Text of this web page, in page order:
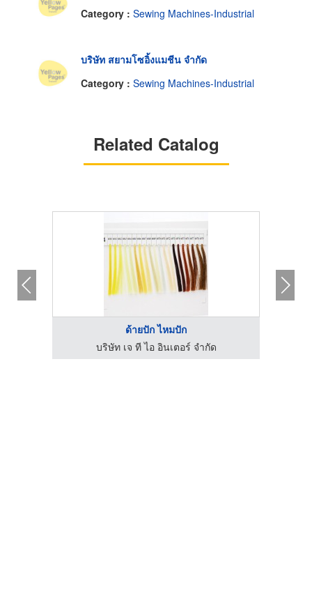
Category : Sewing Machines-Industrial
บริษัท สยามโซอิ้งแมชีน จำกัด
Category : Sewing Machines-Industrial
Related Catalog
ด้ายปัก ไหมปัก
บริษัท เจ ที ไอ อินเตอร์ จำกัด